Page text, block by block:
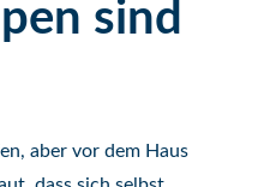
sind
aber vor dem Haus